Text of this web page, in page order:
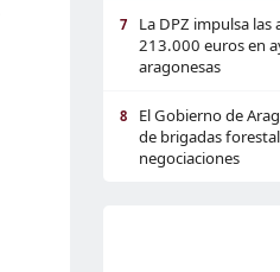
7
La DPZ impulsa las
213.000 euros en
aragonesas
8
El Gobierno de
de brigadas
negociaciones